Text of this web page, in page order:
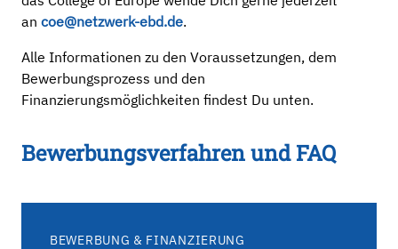
an coe@netzwerk-ebd.de.
Alle Informationen zu den Voraussetzungen, dem
Bewerbungsprozess und den
Finanzierungsmöglichkeiten findest Du unten.
Bewerbungsverfahren und FAQ
BEWERBUNG & FINANZIERUNG